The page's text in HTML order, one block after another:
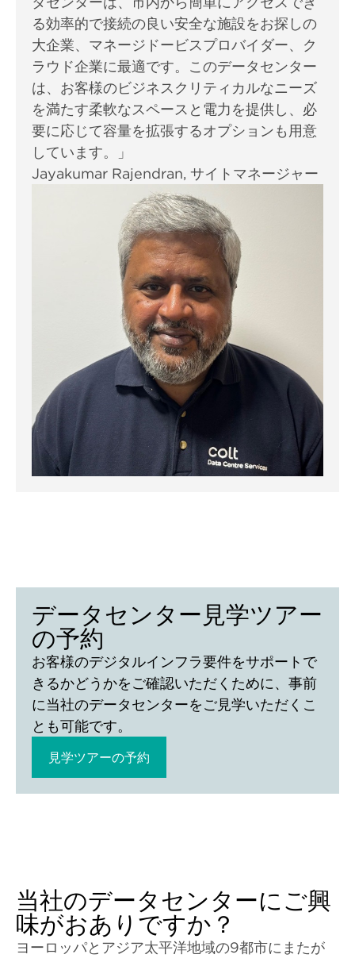
る効率的で接続の良い安全な施設をお探しの
大企業、マネージドービスプロバイダー、ク
ラウド企業に最適です。このデータセンター
は、お客様のビジネスクリティカルなニーズ
を満たす柔軟なスペースと電力を提供し、必
要に応じて容量を拡張するオプションも用意
しています。」
Jayakumar Rajendran, サイトマネージャー
データセンター見学ツアー
の予約
お客様のデジタルインフラ要件をサポートで
きるかどうかをご確認いただくために、事前
に当社のデータセンターをご見学いただくこ
とも可能です。
見学ツアーの予約
当社のデータセンターにご興
味がおありですか？
ヨーロッパとアジア太平洋地域の9都市にまたが